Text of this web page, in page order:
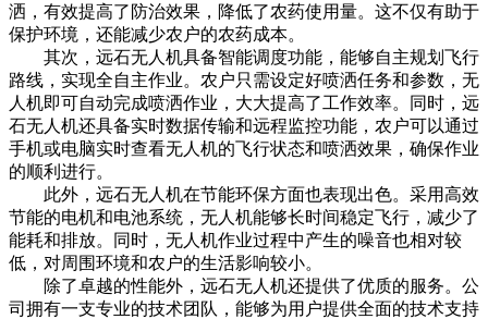
洒，有效提高了防治效果，降低了农药使用量。这不仅有助于
保护环境，还能减少农户的农药成本。
其次，远石无人机具备智能调度功能，能够自主规划飞行
路线，实现全自主作业。农户只需设定好喷洒任务和参数，无
人机即可自动完成喷洒作业，大大提高了工作效率。同时，远
石无人机还具备实时数据传输和远程监控功能，农户可以通过
手机或电脑实时查看无人机的飞行状态和喷洒效果，确保作业
的顺利进行。
此外，远石无人机在节能环保方面也表现出色。采用高效
节能的电机和电池系统，无人机能够长时间稳定飞行，减少了
能耗和排放。同时，无人机作业过程中产生的噪音也相对较
低，对周围环境和农户的生活影响较小。
除了卓越的性能外，远石无人机还提供了优质的服务。公
司拥有一支专业的技术团队，能够为用户提供全面的技术支持